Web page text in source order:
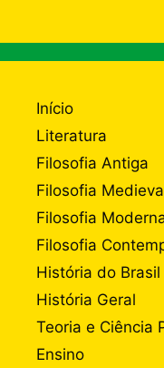
Início
Literatura
Filosofia Antiga
Filosofia
Filosofia
Filosofia
História do Brasil
História Geral
Teoria e Ciência
Ensino